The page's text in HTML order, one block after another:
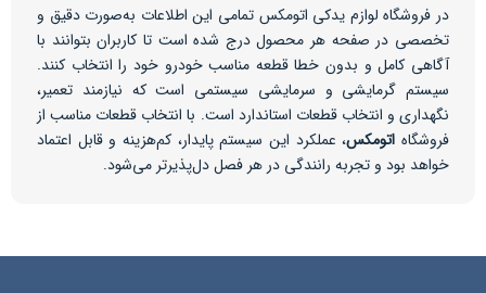
در فروشگاه لوازم یدکی اتومکس تمامی این اطلاعات به‌صورت دقیق و
تخصصی در صفحه هر محصول درج شده است تا کاربران بتوانند با
آگاهی کامل و بدون خطا قطعه مناسب خودرو خود را انتخاب کنند.
سیستم گرمایشی و سرمایشی سیستمی است که نیازمند تعمیر،
نگهداری و انتخاب قطعات استاندارد است. با انتخاب قطعات مناسب از
فروشگاه اتومکس، عملکرد این سیستم پایدار، کم‌هزینه و قابل اعتماد
خواهد بود و تجربه رانندگی در هر فصل دل‌پذیرتر می‌شود.